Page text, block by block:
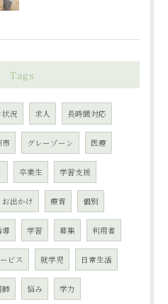
Tags
況 求人 長時間対応
市 グレーゾーン 医療
卒業生 学習支援
お出かけ 療育 個別
導 学習 募集 利用者
ビス 就学児 日常生活
師 悩み 学力